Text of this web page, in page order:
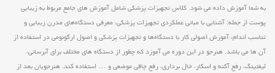
به شما آموزش داده می شود. کلاس تجهیزات پزشکی شامل آموزش های جامع مربوط به زیبایی
پوست از جمله: آشنایی با مبانی عملکردی تجهیزات پزشکی، معرفی دستگاه‌های مدرن زیبایی و
تناسب اندام، آموزش اصولی کار با دستگاه‌ها و تجهیزات پزشکی و اصول ارگونومی در استفاده از
آن ها می باشد. هنرجو در این دوره می آموزد که چطور از دستگاه های مختلف برای آبرسانی،
لیفتینگ، رفع آکنه و اسکار، خال برداری، رفع چاقی موضعی و … استفاده کند. هنرجویان بعد از